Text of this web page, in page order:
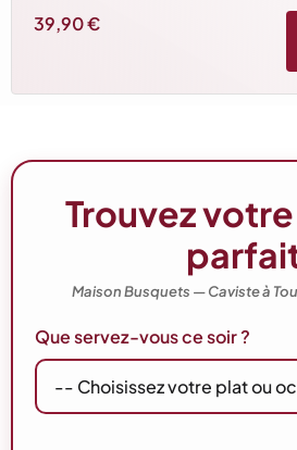
Souple et des plus savoureux.
personnes.
39,90€
Trouvez
Maison Busquets — Caviste à
Que servez-vous ce soir ?